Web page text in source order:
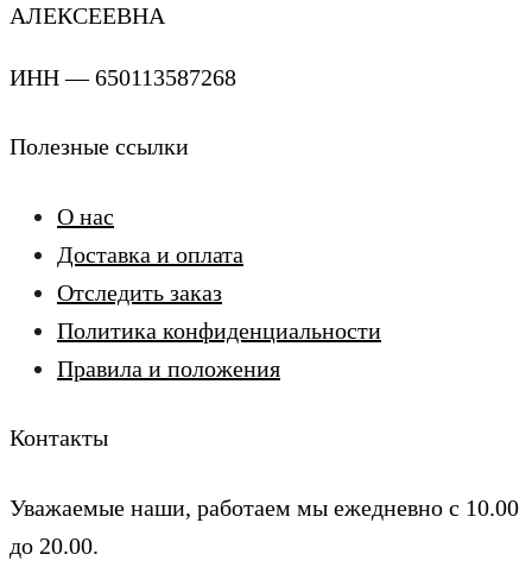
АЛЕКСЕЕВНА
ИНН — 650113587268
Полезные ссылки
О нас
Доставка и оплата
Отследить заказ
Политика конфиденциальности
Правила и положения
Контакты
Уважаемые наши, работаем мы ежедневно с 10.00
до 20.00.